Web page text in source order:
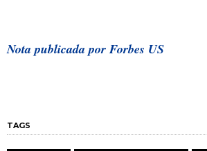
Nota publicada por Forbes US
TAGS